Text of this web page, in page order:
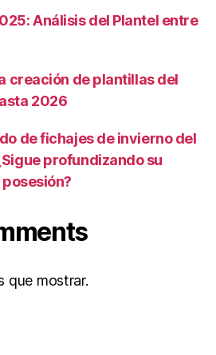
Análisis del Plantel entre
creación de plantillas del
2026
de fichajes de invierno del
profundizando su
que mostrar.